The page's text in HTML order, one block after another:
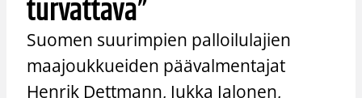
turvattava”
Suomen suurimpien palloilulajien
maajoukkueiden päävalmentajat
Henrik Dettmann, Jukka Jalonen,